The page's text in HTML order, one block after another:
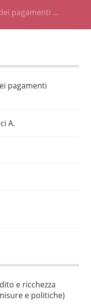
pagamenti …
pagamenti
A.
e ricchezza
e politiche)